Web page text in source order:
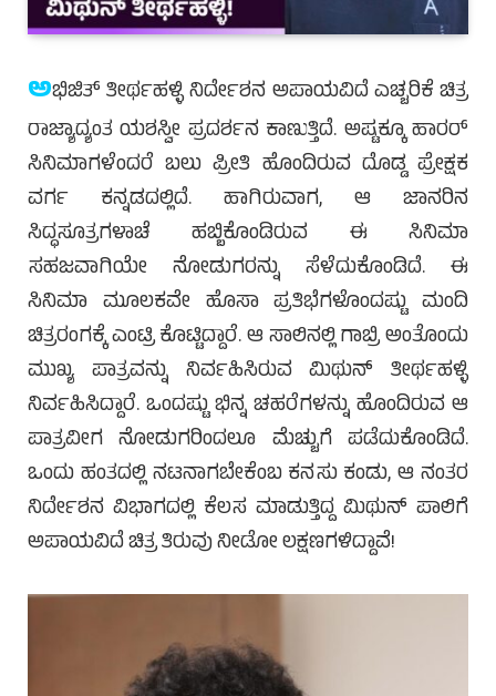
ಅಭಿಜಿತ್ ತೀರ್ಥಹಳ್ಳಿ ನಿರ್ದೇಶನ ಅಪಾಯವಿದೆ ಎಚ್ಚರಿಕೆ ಚಿತ್ರ
ರಾಜ್ಯಾದ್ಯಂತ ಯಶಸ್ವೀ ಪ್ರದರ್ಶನ ಕಾಣುತ್ತಿದೆ. ಅಷ್ಟಕ್ಕೂ ಹಾರರ್
ಸಿನಿಮಾಗಳೆಂದರೆ ಬಲು ಪ್ರೀತಿ ಹೊಂದಿರುವ ದೊಡ್ಡ ಪ್ರೇಕ್ಷಕ
ವರ್ಗ ಕನ್ನಡದಲ್ಲಿದೆ. ಹಾಗಿರುವಾಗ, ಆ ಜಾನರಿನ
ಸಿದ್ಧಸೂತ್ರಗಳಾಚೆ ಹಬ್ಬಿಕೊಂಡಿರುವ ಈ ಸಿನಿಮಾ
ಸಹಜವಾಗಿಯೇ ನೋಡುಗರನ್ನು ಸೆಳೆದುಕೊಂಡಿದೆ. ಈ
ಸಿನಿಮಾ ಮೂಲಕವೇ ಹೊಸಾ ಪ್ರತಿಭೆಗಳೊಂದಷ್ಟು ಮಂದಿ
ಚಿತ್ರರಂಗಕ್ಕೆ ಎಂಟ್ರಿ ಕೊಟ್ಟಿದ್ದಾರೆ. ಆ ಸಾಲಿನಲ್ಲಿ ಗಾಬ್ರಿ ಅಂತೊಂದು
ಮುಖ್ಯ ಪಾತ್ರವನ್ನು ನಿರ್ವಹಿಸಿರುವ ಮಿಥುನ್ ತೀರ್ಥಹಳ್ಳಿ
ನಿರ್ವಹಿಸಿದ್ದಾರೆ. ಒಂದಷ್ಟು ಭಿನ್ನ ಚಹರೆಗಳನ್ನು ಹೊಂದಿರುವ ಆ
ಪಾತ್ರವೀಗ ನೋಡುಗರಿಂದಲೂ ಮೆಚ್ಚುಗೆ ಪಡೆದುಕೊಂಡಿದೆ.
ಒಂದು ಹಂತದಲ್ಲಿ ನಟನಾಗಬೇಕೆಂಬ ಕನಸು ಕಂಡು, ಆ ನಂತರ
ನಿರ್ದೇಶನ ವಿಭಾಗದಲ್ಲಿ ಕೆಲಸ ಮಾಡುತ್ತಿದ್ದ ಮಿಥುನ್ ಪಾಲಿಗೆ
ಅಪಾಯವಿದೆ ಚಿತ್ರ ತಿರುವು ನೀಡೋ ಲಕ್ಷಣಗಳಿದ್ದಾವೆ!